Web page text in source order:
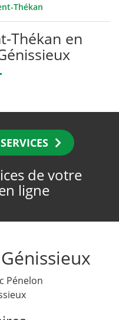
Thékan
Thékan en
de votre
ligne
Pénelon